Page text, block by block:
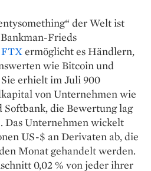
der Welt ist
Frieds
ermöglicht es Händlern,
wie Bitcoin und
erhielt im Juli 900
von Unter­nehmen wie
Softbank, die Bewertung lag
Das Unternehmen wickelt
US-$ an Derivaten ab, die
Monat gehandelt werden.
0,02 % von jeder ihrer